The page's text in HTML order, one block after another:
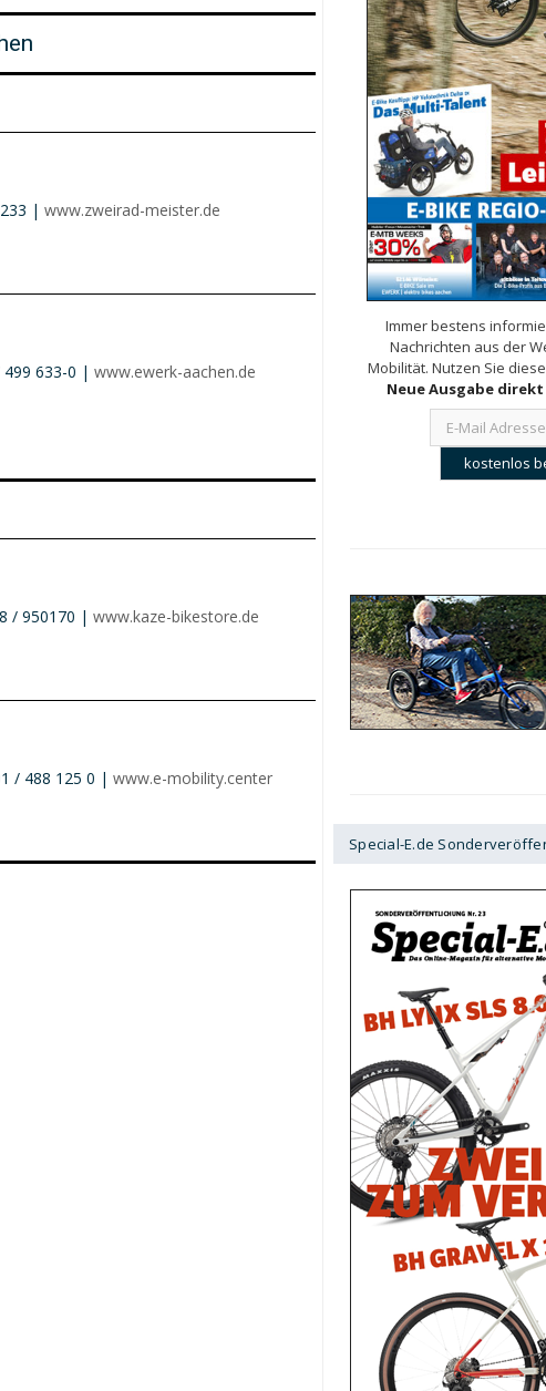
| www.zweirad-meister.de
633-0 | www.ewerk-aachen.de
/ 950170 | www.kaze-bikestore.de
/ 488 125 0 | www.e-mobility.center
Immer bestens
Nachrichten aus der
Mobilität. Nutzen Sie
Neue Ausgabe
Special-E.de